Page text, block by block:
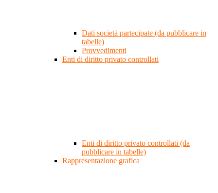
Dati società partecipate (da pubblicare in
tabelle)
Provvedimenti
Enti di diritto privato controllati
Enti di diritto privato controllati (da
pubblicare in tabelle)
Rappresentazione grafica